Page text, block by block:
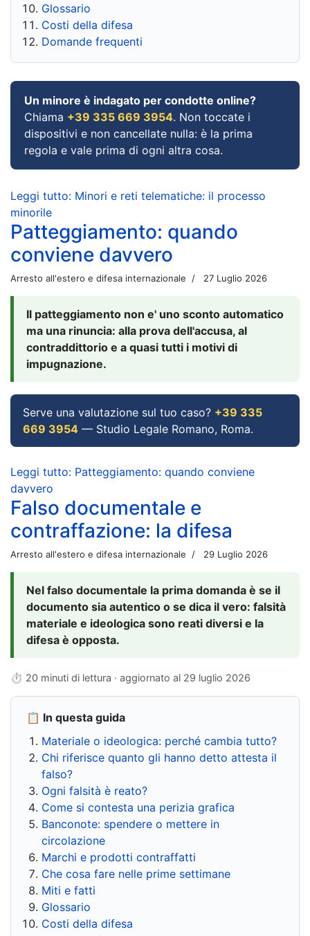
Glossario
Costi della difesa
Domande frequenti
Un minore è indagato per condotte online?
Chiama +39 335 669 3954. Non toccate i
dispositivi e non cancellate nulla: è la prima
regola e vale prima di ogni altra cosa.
Leggi tutto: Minori e reti telematiche: il processo
minorile
Patteggiamento: quando
conviene davvero
Arresto all'estero e difesa internazionale 27 Luglio 2026
Il patteggiamento non e' uno sconto automatico
ma una rinuncia: alla prova dell'accusa, al
contraddittorio e a quasi tutti i motivi di
impugnazione.
Serve una valutazione sul tuo caso? +39 335
669 3954 — Studio Legale Romano, Roma.
Leggi tutto: Patteggiamento: quando conviene
davvero
Falso documentale e
contraffazione: la difesa
Arresto all'estero e difesa internazionale 29 Luglio 2026
Nel falso documentale la prima domanda è se il
documento sia autentico o se dica il vero: falsità
materiale e ideologica sono reati diversi e la
difesa è opposta.
⏱ 20 minuti di lettura · aggiornato al 29 luglio 2026
📋 In questa guida
Materiale o ideologica: perché cambia tutto?
Chi riferisce quanto gli hanno detto attesta il
falso?
Ogni falsità è reato?
Come si contesta una perizia grafica
Banconote: spendere o mettere in
circolazione
Marchi e prodotti contraffatti
Che cosa fare nelle prime settimane
Miti e fatti
Glossario
Costi della difesa